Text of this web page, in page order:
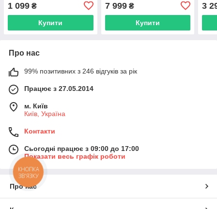
1 099 ₴
Купити
7 999₴
Купити
3
Про нас
99% позитивних з 246 відгуків за рік
Працює з 27.05.2014
м. Київ
Київ, Україна
Контакти
Сьогодні працює з 09:00 до 17:00
Показати весь графік роботи
Про нас
КНОПКА
ЗВ'ЯЗКУ